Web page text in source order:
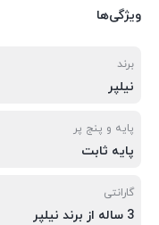
ویژگی‌ها
برند
نیلپر
پایه و پنج پر
پایه ثابت
گارانتی
3 ساله از برند نیلپر